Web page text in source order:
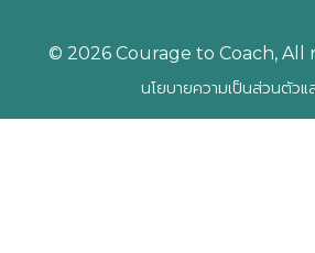
© 2026 Courage to Coach, All
นโยบายความเป็นส่วนตัวแ